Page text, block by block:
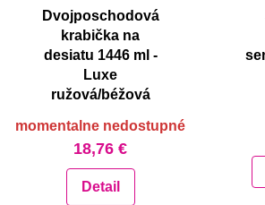
Dvojposchodová
krabička na
desiatu 1446 ml -
Luxe
ružová/béžová
momentalne nedostupné
18,76 €
Detail